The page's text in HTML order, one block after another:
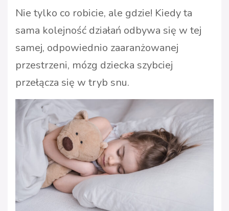
Nie tylko co robicie, ale gdzie! Kiedy ta
sama kolejność działań odbywa się w tej
samej, odpowiednio zaaranżowanej
przestrzeni, mózg dziecka szybciej
przełącza się w tryb snu.